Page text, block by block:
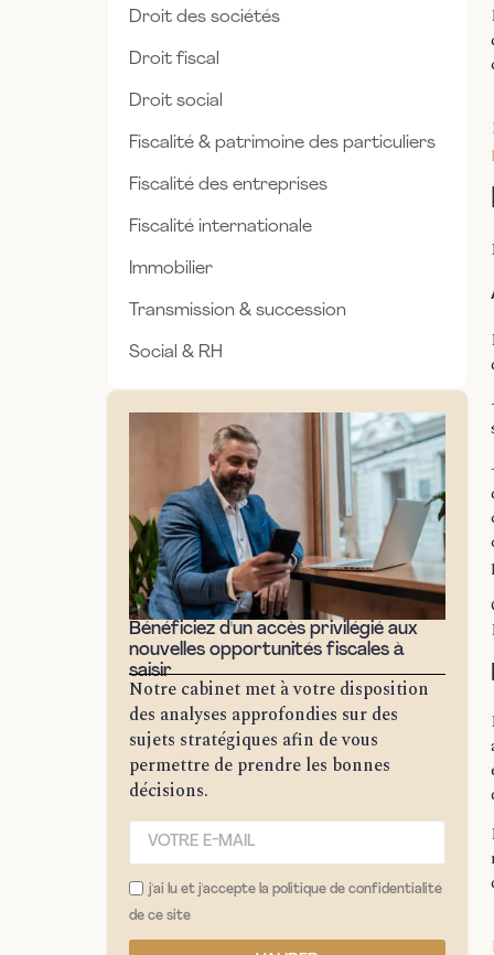
Droit des sociétés
Droit fiscal
Droit social
Fiscalité & patrimoine des particuliers
Fiscalité des entreprises
Fiscalité internationale
Immobilier
Transmission & succession
Social & RH
Bénéficiez d'un accès privilégié aux
nouvelles opportunités fiscales à
saisir
Notre cabinet met à votre disposition
des analyses approfondies sur des
sujets stratégiques afin de vous
permettre de prendre les bonnes
décisions.
j'ai lu et j'accepte la politique de confidentialité
de ce site